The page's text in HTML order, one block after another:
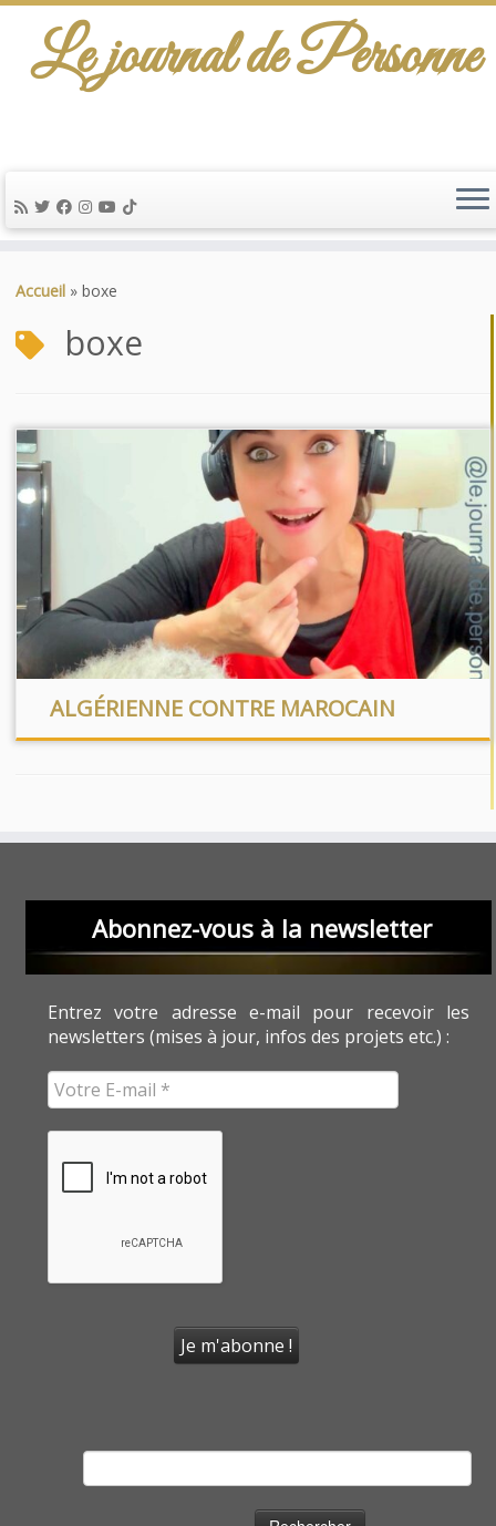
au
Le journal de Personne
Accueil » boxe
boxe
ALGÉRIENNE CONTRE MAROCAIN
Abonnez-vous à la newsletter
Entrez votre adresse e-mail pour recevoir les
newsletters (mises à jour, infos des projets etc.) :